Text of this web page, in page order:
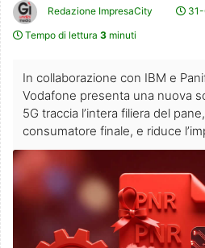
Redazione ImpresaCity
Tempo di lettura 3 minuti
In collaborazione con IBM e
Vodafone presenta una nuova
5G traccia l’intera filiera del
consumatore finale, e riduce